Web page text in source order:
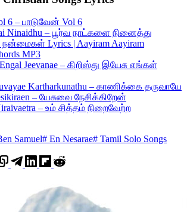
6 – பாடுவேன் Vol 6
Ninaidhu – பூர்வ நாட்களை நினைத்து
நன்மைகள் Lyrics | Aayiram Aayiram
MP3
Jeevanae – கிறிஸ்து இயேசு எங்கள்
Kartharkunathu – காணிக்கை தருவாயே
– யேசுவை நேசிக்கிறேன்
– உம் சித்தம் நிறைவேற்ற
Samuel# En Nesarae# Tamil Solo Songs